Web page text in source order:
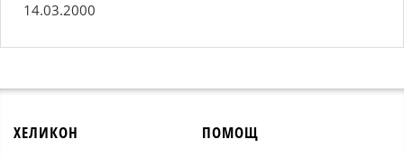
14.03.2000
ХЕЛИКОН ПОМОЩ